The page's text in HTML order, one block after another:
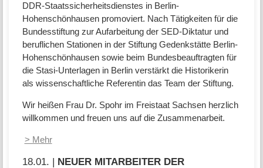
DDR-Staatssicherheitsdienstes in Berlin-
Hohenschönhausen promoviert. Nach Tätigkeiten für die
Bundesstiftung zur Aufarbeitung der SED-Diktatur und
beruflichen Stationen in der Stiftung Gedenkstätte Berlin-
Hohenschönhausen sowie beim Bundesbeauftragten für
die Stasi-Unterlagen in Berlin verstärkt die Historikerin
als wissenschaftliche Referentin das Team der Stiftung.
Wir heißen Frau Dr. Spohr im Freistaat Sachsen herzlich
willkommen und freuen uns auf die Zusammenarbeit.
> Mehr
18.01. | NEUER MITARBEITER DER